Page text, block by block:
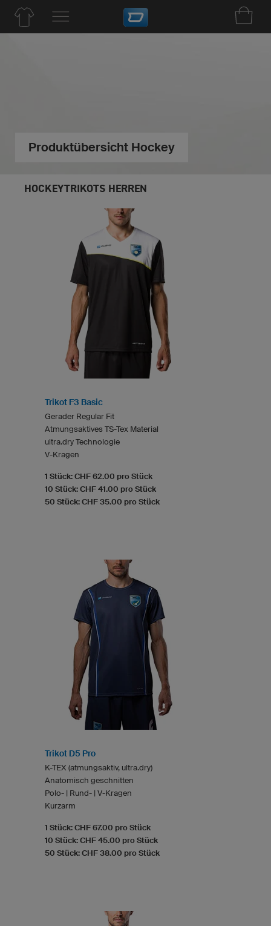
Produktübersicht Hockey
HOCKEYTRIKOTS HERREN
Trikot F3 Basic
Gerader Regular Fit
Atmungsaktives TS-Tex Material
ultra.dry Technologie
V-Kragen
1 Stück: CHF 62.00 pro Stück
10 Stück: CHF 41.00 pro Stück
50 Stück: CHF 35.00 pro Stück
Trikot D5 Pro
K-TEX (atmungsaktiv, ultra.dry)
Anatomisch geschnitten
Polo- | Rund- | V-Kragen
Kurzarm
1 Stück: CHF 67.00 pro Stück
10 Stück: CHF 45.00 pro Stück
50 Stück: CHF 38.00 pro Stück